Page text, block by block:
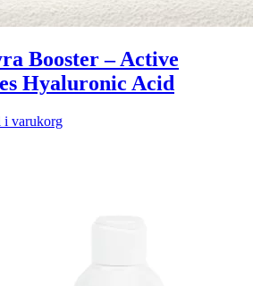
Booster – Active
Hyaluronic Acid
i varukorg